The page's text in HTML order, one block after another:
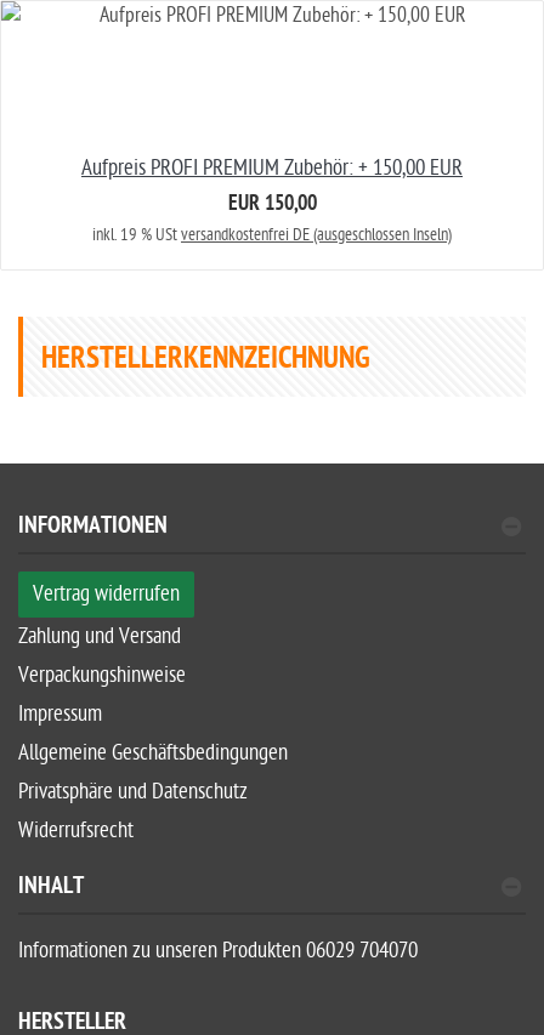
Aufpreis PROFI PREMIUM Zubehör: + 150,00 EUR
EUR 150,00
inkl. 19 % UStversandkostenfrei DE (ausgeschlossen Inseln)
HERSTELLERKENNZEICHNUNG
INFORMATIONEN
Vertrag widerrufen
Zahlung und Versand
Verpackungshinweise
Impressum
Allgemeine Geschäftsbedingungen
Privatsphäre und Datenschutz
Widerrufsrecht
INHALT
Informationen zu unseren Produkten 06029 704070
HERSTELLER